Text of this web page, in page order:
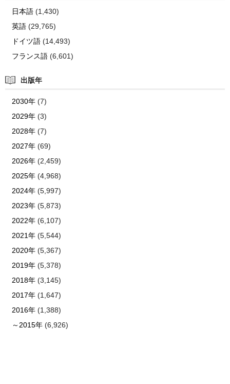
日本語(1,430)
英語(29,765)
ドイツ語(14,493)
フランス語(6,601)
出版年
2030年(7)
2029年(3)
2028年(7)
2027年(69)
2026年(2,459)
2025年(4,968)
2024年(5,997)
2023年(5,873)
2022年(6,107)
2021年(5,544)
2020年(5,367)
2019年(5,378)
2018年(3,145)
2017年(1,647)
2016年(1,388)
～2015年(6,926)